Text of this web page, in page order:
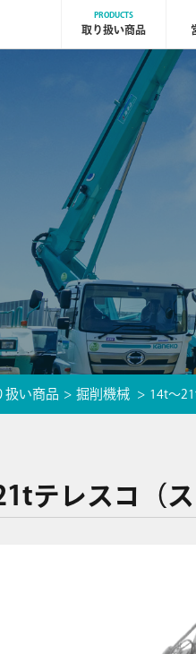
PRODUCTS
取り扱い商品
扱い商品 掘削機械 14t〜
テレスコ（